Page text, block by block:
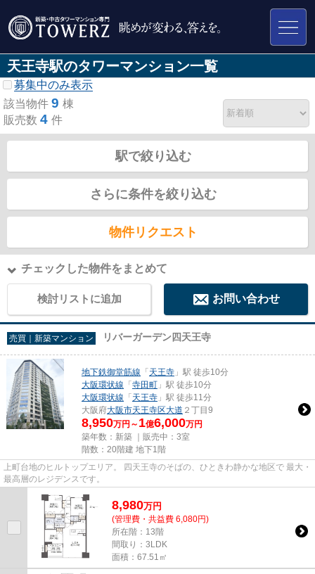
天王寺駅のタワーマンション一覧
募集中のみ表示
該当物件 9 棟
販売数 4 件
駅で絞り込む
さらに条件を絞り込む
物件リクエスト
チェックした物件をまとめて
検討リストに追加 お問い合わせ
売買｜新築マンション リバーガーデン四天王寺
地下鉄御堂筋線 「 天王寺 」駅 徒歩10分
大阪環状線 「 寺田町 」駅 徒歩10分
大阪環状線 「 天王寺 」駅 徒歩11分
大阪府大阪市天王寺区大道 ２丁目9
8,950万円～ 1億6,000万円
築年数：新築 ｜販売中： 3室
階数：20階建 地下1階
上町台地のヒルトップエリア。 四天王寺のそばの、ひときわ静かな地区で 最大・
最高層のレジデンスです。
8,980万円
(管理費・共益費 6,080円)
所在階：13階
間取り：3LDK
面積：67.51㎡